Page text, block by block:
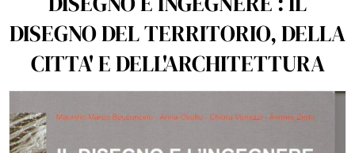
DISEGNO DEL TERRITORIO, DELLA
CITTA' E DELL'ARCHITETTURA